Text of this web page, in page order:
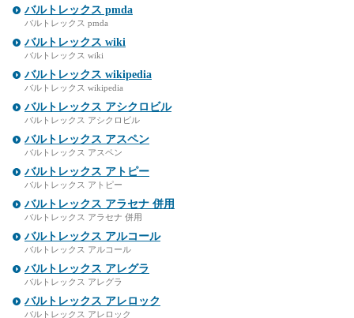
バルトレックス pmda
バルトレックス pmda
バルトレックス wiki
バルトレックス wiki
バルトレックス wikipedia
バルトレックス wikipedia
バルトレックス アシクロビル
バルトレックス アシクロビル
バルトレックス アスペン
バルトレックス アスペン
バルトレックス アトピー
バルトレックス アトピー
バルトレックス アラセナ 併用
バルトレックス アラセナ 併用
バルトレックス アルコール
バルトレックス アルコール
バルトレックス アレグラ
バルトレックス アレグラ
バルトレックス アレロック
バルトレックス アレロック